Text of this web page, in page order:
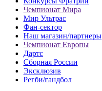
Чемпионат Мира
Мир Ультрас
Фан-cектор
Наш магазин/партнеры
Чемпионат Европы
Дартс
Сборная России
Эксклюзив
Регби/гандбол